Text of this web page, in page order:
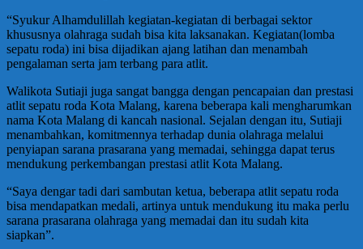
“Syukur Alhamdulillah kegiatan-kegiatan di berbagai sektor
khususnya olahraga sudah bisa kita laksanakan. Kegiatan(lomba
sepatu roda) ini bisa dijadikan ajang latihan dan menambah
pengalaman serta jam terbang para atlit.
Walikota Sutiaji juga sangat bangga dengan pencapaian dan prestasi
atlit sepatu roda Kota Malang, karena beberapa kali mengharumkan
nama Kota Malang di kancah nasional. Sejalan dengan itu, Sutiaji
menambahkan, komitmennya terhadap dunia olahraga melalui
penyiapan sarana prasarana yang memadai, sehingga dapat terus
mendukung perkembangan prestasi atlit Kota Malang.
“Saya dengar tadi dari sambutan ketua, beberapa atlit sepatu roda
bisa mendapatkan medali, artinya untuk mendukung itu maka perlu
sarana prasarana olahraga yang memadai dan itu sudah kita
siapkan”.